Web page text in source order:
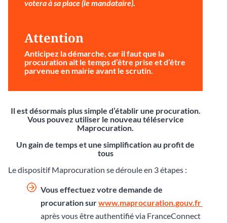
votera à sa place (le mandataire).
Attention
Anticipez la démarche , car il faut que la
procuration ait le temps d’être prise et d’être
parvenue en mairie avant le scrutin.
Il est désormais plus simple d’établir une procuration.
Vous pouvez utiliser le nouveau téléservice
Maprocuration.
Un gain de temps et une simplification au profit de
tous
Le dispositif Maprocuration se déroule en 3 étapes :
Vous effectuez votre demande de
procuration surwww.maprocuration.gouv.fr
après vous être authentifié via FranceConnect